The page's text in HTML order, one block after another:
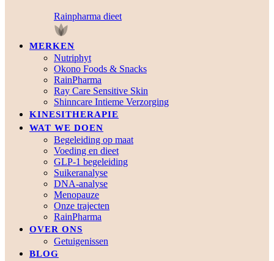
Rainpharma dieet
MERKEN
Nutriphyt
Okono Foods & Snacks
RainPharma
Ray Care Sensitive Skin
Shinncare Intieme Verzorging
KINESITHERAPIE
WAT WE DOEN
Begeleiding op maat
Voeding en dieet
GLP-1 begeleiding
Suikeranalyse
DNA-analyse
Menopauze
Onze trajecten
RainPharma
OVER ONS
Getuigenissen
BLOG